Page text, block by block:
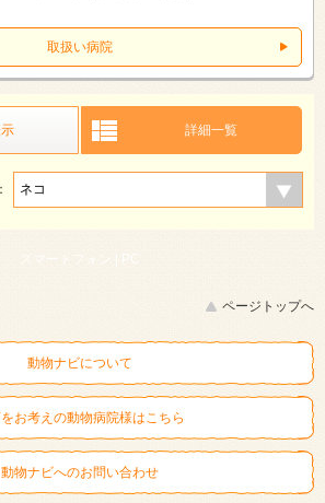
取扱い病院
詳細一覧
スマートフォン | PC
ページトップへ
動物ナビについて
お考えの動物病院様はこちら
動物ナビへのお問い合わせ